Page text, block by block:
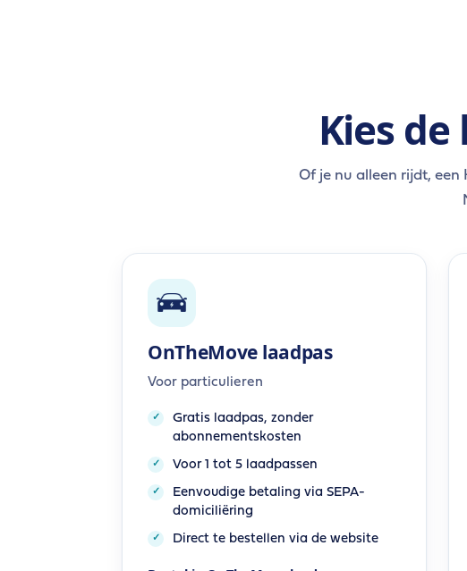
Kies
Of je nu alleen rijdt,
OnTheMove laadpas
Voor particulieren
Gratis laadpas, zonder
abonnementskosten
Voor 1 tot 5 laadpassen
Eenvoudige betaling via SEPA-
domiciliëring
Direct te bestellen via de website